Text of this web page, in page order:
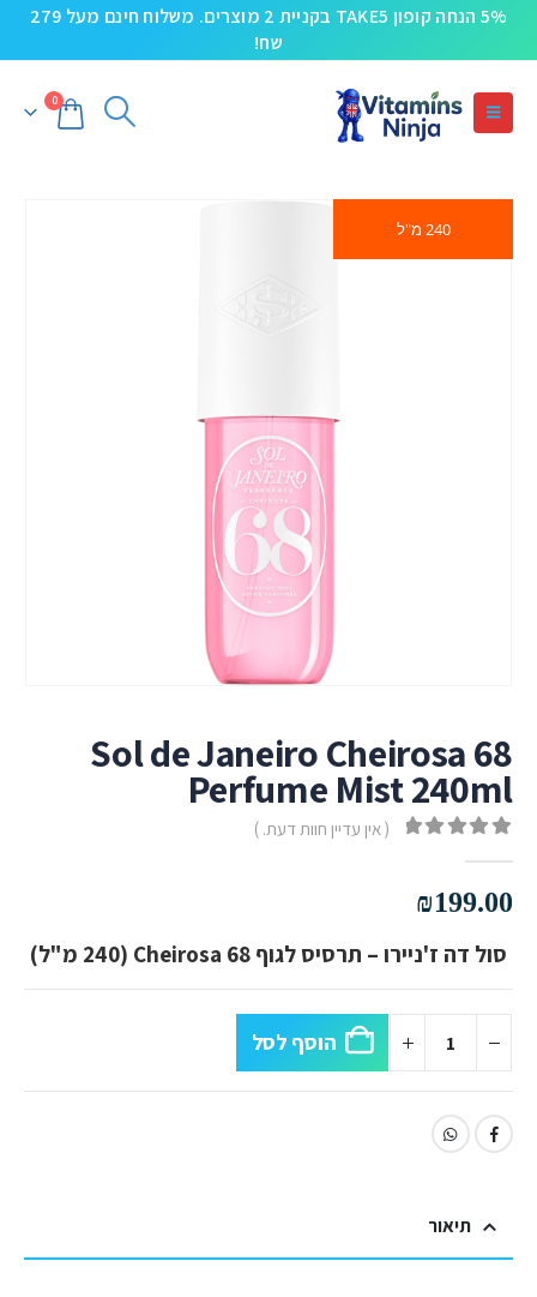
5% הנחה קופון TAKE5 בקניית 2 מוצרים. משלוח חינם מעל 279
שח!
0
240 מ"ל
Sol de Janeiro Cheirosa 68
Perfume Mist 240ml
( אין עדיין חוות דעת. )
₪199.00
סול דה ז'ניירו – תרסיס לגוף Cheirosa 68 (240 מ"ל)
הוסף לסל
תיאור